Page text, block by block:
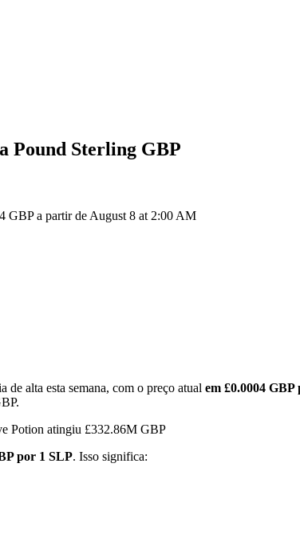
Pound Sterling GBP
GBP a partir de August 8 at 2:00 AM
de alta esta semana, com o preço atual em £0.0004
Potion atingiu £332.86M GBP
por 1 SLP. Isso significa: